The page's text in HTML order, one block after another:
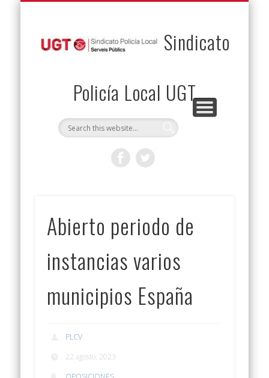
Sindicato
Policía Local UGT
Abierto periodo de
instancias varios
municipios España
PLCV
22 agosto, 2023